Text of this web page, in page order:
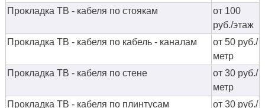
Прокладка ТВ - кабеля по стоякам
от 100
руб./этаж
Прокладка ТВ - кабеля по кабель - каналам
от 50 руб./
метр
Прокладка ТВ - кабеля по стене
от 30 руб./
метр
Прокладка ТВ - кабеля по плинтусам
от 30 руб./